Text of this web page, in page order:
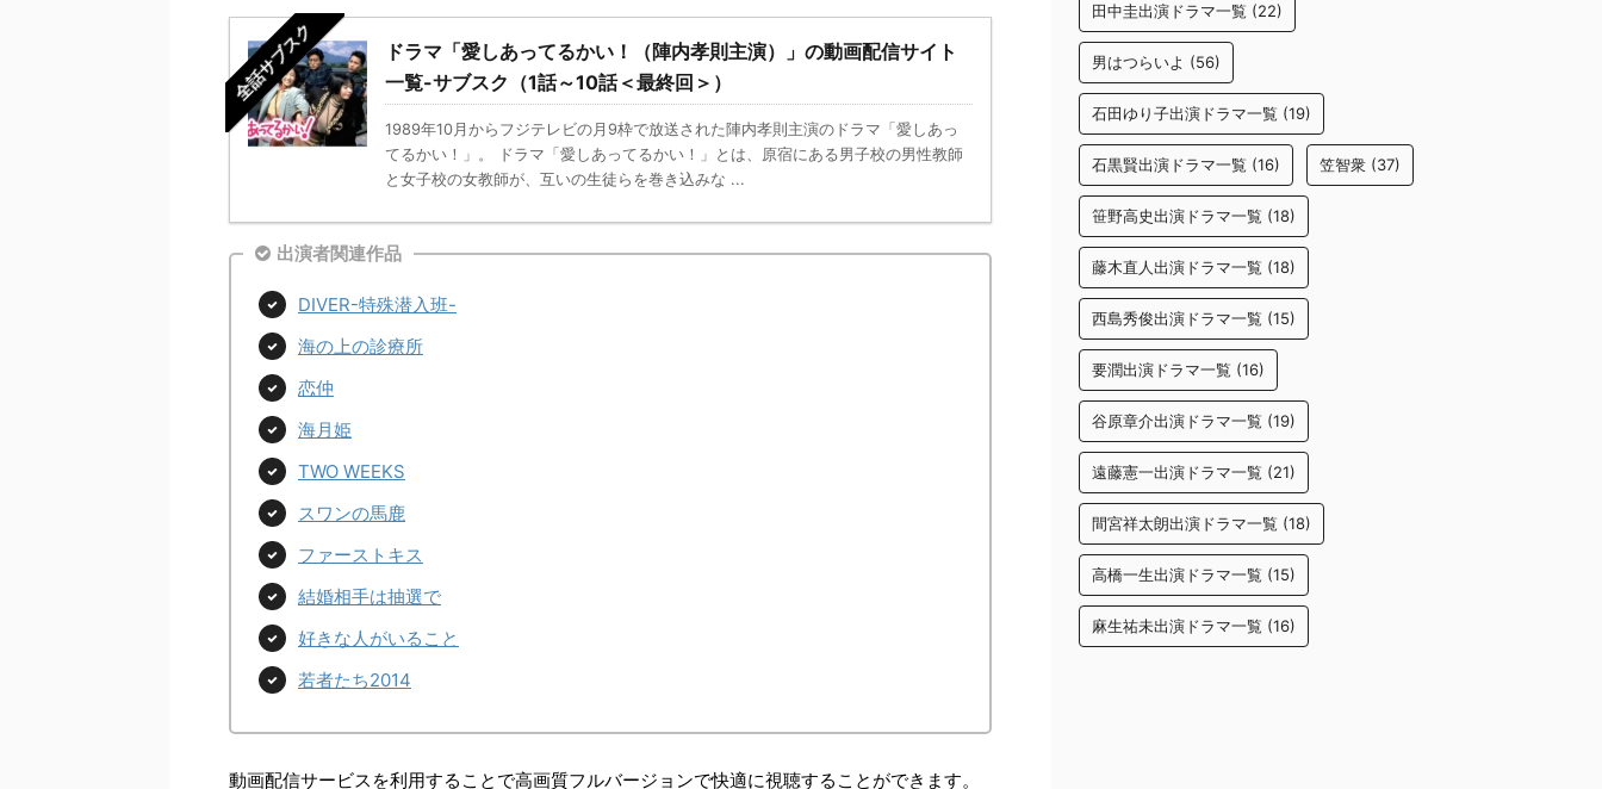
全話サブスク
ドラマ「愛しあってるかい！（陣内孝則主演）」の動画配信サイト
一覧-サブスク（1話～10話＜最終回＞）
1989年10月からフジテレビの月9枠で放送された陣内孝則主演のドラマ「愛しあっ
てるかい！」。 ドラマ「愛しあってるかい！」とは、原宿にある男子校の男性教師
と女子校の女教師が、互いの生徒らを巻き込みな ...
出演者関連作品
DIVER-特殊潜入班-
海の上の診療所
恋仲
海月姫
TWO WEEKS
スワンの馬鹿
ファーストキス
結婚相手は抽選で
好きな人がいること
若者たち2014
動画配信サービスを利用することで高画質フルバージョンで快適に視聴することができます。
田中圭出演ドラマ一覧 (22)
男はつらいよ (56)
石田ゆり子出演ドラマ一覧 (19)
石黒賢出演ドラマ一覧 (16) 笠智衆 (37)
笹野高史出演ドラマ一覧 (18)
藤木直人出演ドラマ一覧 (18)
西島秀俊出演ドラマ一覧 (15)
要潤出演ドラマ一覧 (16)
谷原章介出演ドラマ一覧 (19)
遠藤憲一出演ドラマ一覧 (21)
間宮祥太朗出演ドラマ一覧 (18)
高橋一生出演ドラマ一覧 (15)
麻生祐未出演ドラマ一覧 (16)